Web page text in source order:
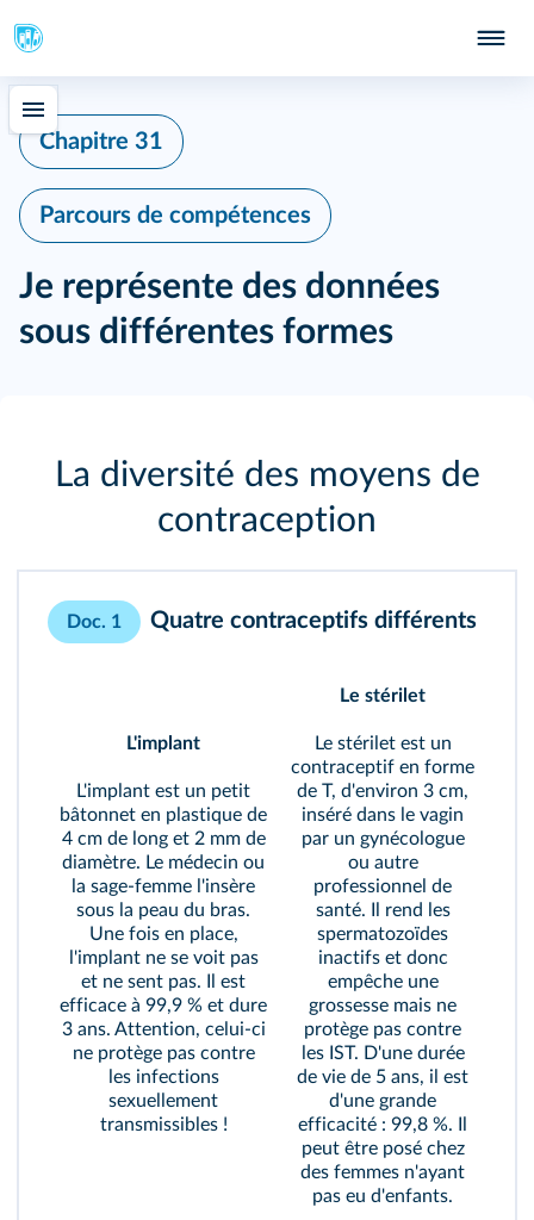
Chapitre 31
Parcours de compétences
Je représente des données
sous différentes formes
La diversité des moyens de
contraception
Doc. 1 Quatre contraceptifs différents
L'implant
L'implant est un petit
bâtonnet en plastique de
4 cm de long et 2 mm de
diamètre. Le médecin ou
la sage-femme l'insère
sous la peau du bras.
Une fois en place,
l'implant ne se voit pas
et ne sent pas. Il est
efficace à 99,9 % et dure
3 ans. Attention, celui-ci
ne protège pas contre
les infections
sexuellement
transmissibles !
Le stérilet
Le stérilet est un
contraceptif en forme
de T, d'environ 3 cm,
inséré dans le vagin
par un gynécologue
ou autre
professionnel de
santé. Il rend les
spermatozoïdes
inactifs et donc
empêche une
grossesse mais ne
protège pas contre
les IST. D'une durée
de vie de 5 ans, il est
d'une grande
efficacité : 99,8 %. Il
peut être posé chez
des femmes n'ayant
pas eu d'enfants.